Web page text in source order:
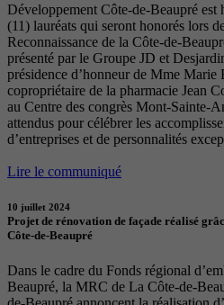
Développement Côte-de-Beaupré est
(11) lauréats qui seront honorés lors
Reconnaissance de la Côte-de-
présenté par le Groupe JD et
présidence d’honneur de Mme
copropriétaire de la pharmacie Jean
au Centre des congrès Mont-Sainte-
attendus pour célébrer les
d’entreprises et de personnalités
Lire le communiqué
10 juillet 2024
Projet de rénovation de façade réalisé
Côte-de-Beaupré
Dans le cadre du Fonds régional
Beaupré, la MRC de La Côte-de-